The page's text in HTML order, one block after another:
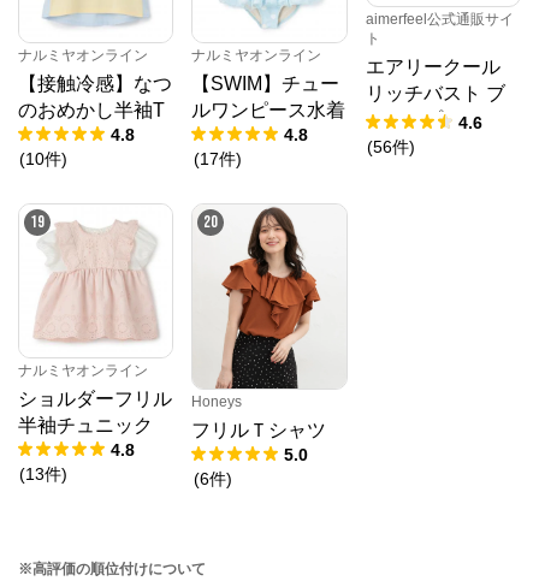
ナルミヤオンライン
【接触冷感】なつ
のおめかし半袖T
4.8
(10件)
ナルミヤオンライン
【SWIM】チュー
ルワンピース水着
4.8
(17件)
aimerfeel公式通販サイ
ト
エアリークール
リッチバスト ブ
ラトップ (ワイヤ
ー入り)
4.6
(56件)
19
ナルミヤオンライン
ショルダーフリル
半袖チュニック
4.8
(13件)
20
Honeys
フリルＴシャツ
5.0
(6件)
※高評価の順位付けについて